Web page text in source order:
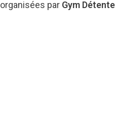
organisées par Gym Détente